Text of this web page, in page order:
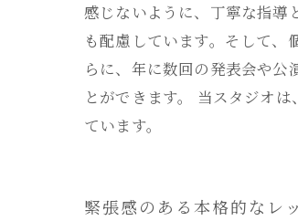
感じないように、丁寧な指導
も配慮しています。そして、
らに、年に数回の発表会や
とができます。 当スタジオ
ています。
緊張感のある本格的なレ